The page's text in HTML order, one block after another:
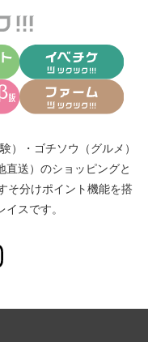
） ・ ゴチソウ（グルメ）
送） のショッピングと
そ分けポイント機能を搭
スです。